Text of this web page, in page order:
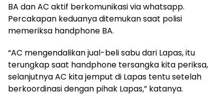
BA dan AC aktif berkomunikasi via whatsapp.
Percakapan keduanya ditemukan saat polisi
memeriksa handphone BA.
“AC mengendalikan jual-beli sabu dari Lapas, itu
terungkap saat handphone tersangka kita periksa,
selanjutnya AC kita jemput di Lapas tentu setelah
berkoordinasi dengan pihak Lapas,” katanya.